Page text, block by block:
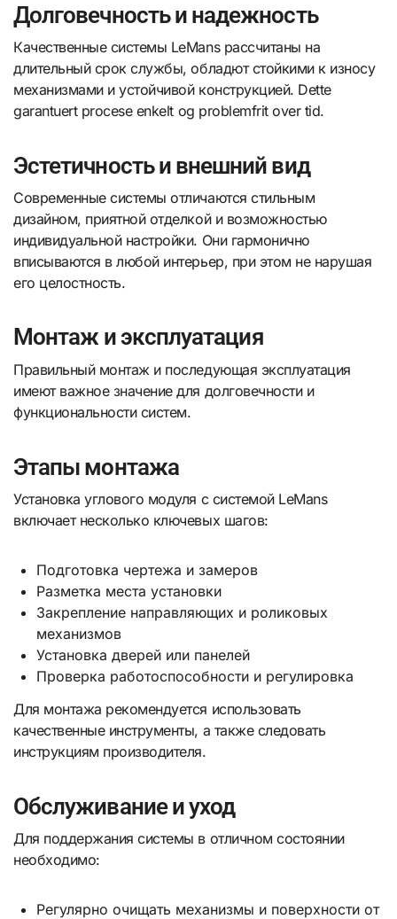
Долговечность и надежность
Качественные системы LeMans рассчитаны на
длительный срок службы, обладют стойкими к износу
механизмами и устойчивой конструкцией. Dette
garantuert procese enkelt og problemfrit over tid.
Эстетичность и внешний вид
Современные системы отличаются стильным
дизайном, приятной отделкой и возможностью
индивидуальной настройки. Они гармонично
вписываются в любой интерьер, при этом не нарушая
его целостность.
Монтаж и эксплуатация
Правильный монтаж и последующая эксплуатация
имеют важное значение для долговечности и
функциональности систем.
Этапы монтажа
Установка углового модуля с системой LeMans
включает несколько ключевых шагов:
Подготовка чертежа и замеров
Разметка места установки
Закрепление направляющих и роликовых
механизмов
Установка дверей или панелей
Проверка работоспособности и регулировка
Для монтажа рекомендуется использовать
качественные инструменты, а также следовать
инструкциям производителя.
Обслуживание и уход
Для поддержания системы в отличном состоянии
необходимо:
Регулярно очищать механизмы и поверхности от